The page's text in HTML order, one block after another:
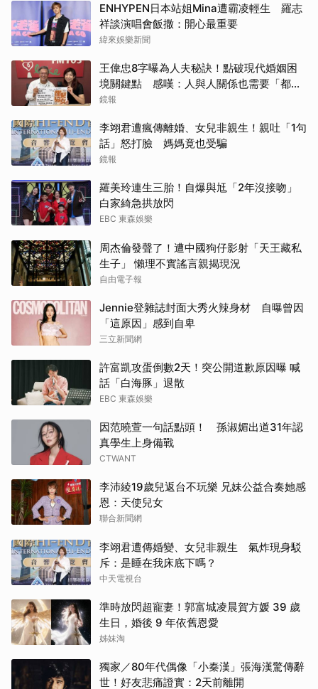
ENHYPEN日本站姐Mina遭霸凌輕生 羅志
祥談演唱會飯撒：開心最重要
緯來娛樂新聞
王偉忠8字曝為人夫秘訣！點破現代婚姻困
境關鍵點 感嘆：人與人關係也需要「都
更」
鏡報
李翊君遭瘋傳離婚、女兒非親生！親吐「1句
話」怒打臉 媽媽竟也受騙
鏡報
羅美玲連生三胎！自爆與尪「2年沒接吻」
白家綺急拱放閃
EBC 東森娛樂
周杰倫發聲了！遭中國狗仔影射「天王藏私
生子」 懶理不實謠言親揭現況
自由電子報
Jennie登雜誌封面大秀火辣身材 自曝曾因
「這原因」感到自卑
三立新聞網
許富凱攻蛋倒數2天！突公開道歉原因曝 喊
話「白海豚」退散
EBC 東森娛樂
因范曉萱一句話點頭！ 孫淑媚出道31年認
真學生上身備戰
CTWANT
李沛綾19歲兒返台不玩樂 兄妹公益合奏她感
恩：天使兒女
聯合新聞網
李翊君遭傳婚變、女兒非親生 氣炸現身駁
斥：是睡在我床底下嗎？
中天電視台
準時放閃超寵妻！郭富城凌晨賀方媛 39 歲
生日，婚後 9 年依舊恩愛
姊妹淘
獨家／80年代偶像「小秦漢」張海漢驚傳辭
世！好友悲痛證實：2天前離開